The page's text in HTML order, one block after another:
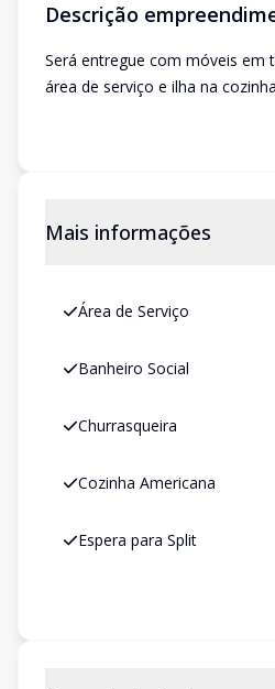
Descrição
Será entregue com móveis em
área de serviço e ilha na
Mais informações
Área de Serviço
Banheiro Social
Churrasqueira
Cozinha Americana
Espera para Split